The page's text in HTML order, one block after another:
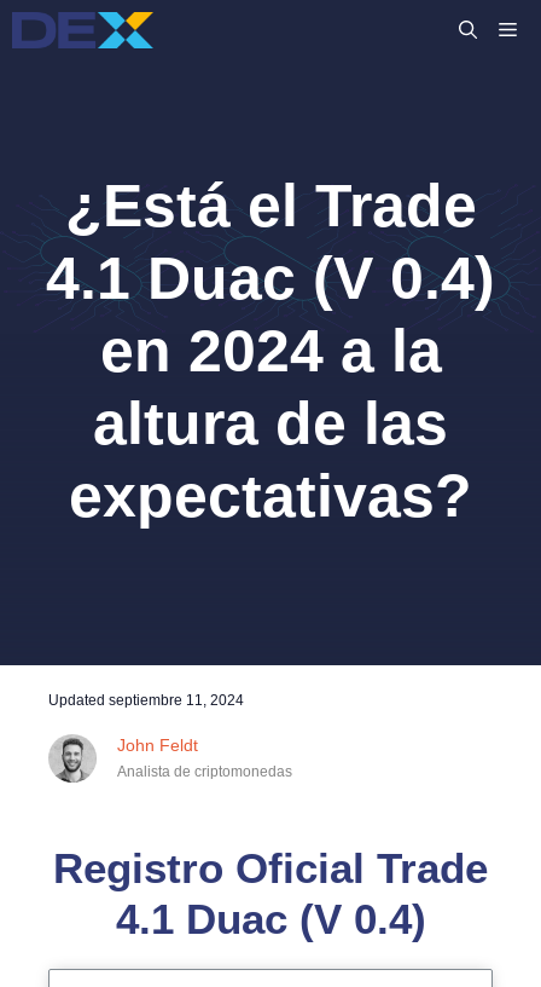
Saltar
al
¿Está el Trade
4.1 Duac (V 0.4)
en 2024 a la
altura de las
expectativas?
Updated septiembre 11, 2024
John Feldt
Analista de criptomonedas
Registro Oficial Trade
4.1 Duac (V 0.4)